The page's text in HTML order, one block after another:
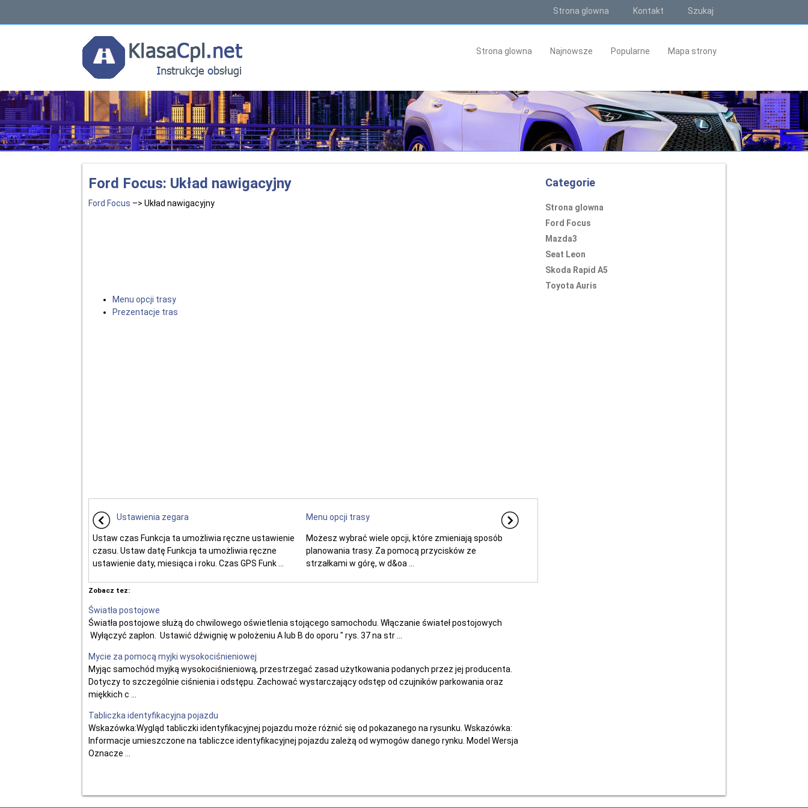
Strona glowna Kontakt Szukaj
Strona glowna Najnowsze Popularne Mapa strony
Ford Focus: Układ nawigacyjny
Ford Focus –> Układ nawigacyjny
Menu opcji trasy
Prezentacje tras
Ustawienia zegara
Ustaw czas Funkcja ta umożliwia ręczne ustawienie
czasu. Ustaw datę Funkcja ta umożliwia ręczne
ustawienie daty, miesiąca i roku. Czas GPS Funk ...
Menu opcji trasy
Możesz wybrać wiele opcji, które zmieniają sposób
planowania trasy. Za pomocą przycisków ze
strzałkami w górę, w d&oa ...
Zobacz tez:
Światła postojowe
Światła postojowe służą do chwilowego oświetlenia stojącego samochodu. Włączanie świateł postojowych
Wyłączyć zapłon. Ustawić dźwignię w położeniu A lub B do oporu " rys. 37 na str ...
Mycie za pomocą myjki wysokociśnieniowej
Myjąc samochód myjką wysokociśnieniową, przestrzegać zasad użytkowania podanych przez jej producenta.
Dotyczy to szczególnie ciśnienia i odstępu. Zachować wystarczający odstęp od czujników parkowania oraz
miękkich c ...
Tabliczka identyfikacyjna pojazdu
Wskazówka:Wygląd tabliczki identyfikacyjnej pojazdu może różnić się od pokazanego na rysunku. Wskazówka:
Informacje umieszczone na tabliczce identyfikacyjnej pojazdu zależą od wymogów danego rynku. Model Wersja
Oznacze ...
Categorie
Strona glowna
Ford Focus
Mazda3
Seat Leon
Skoda Rapid A5
Toyota Auris